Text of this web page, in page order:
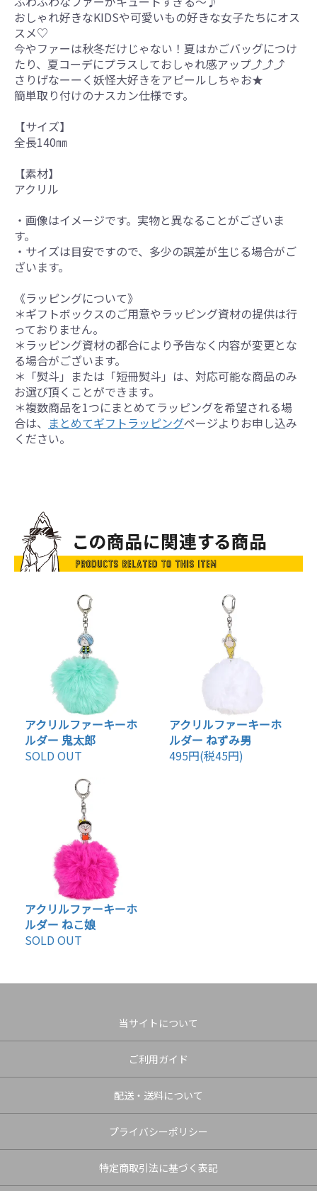
おしゃれ好きなKIDSや可愛いもの好きな女子たちにオス
スメ♡
今やファーは秋冬だけじゃない！夏はかごバッグにつけ
たり、夏コーデにプラスしておしゃれ感アップ⤴⤴⤴
さりげなーーく妖怪大好きをアピールしちゃお★
簡単取り付けのナスカン仕様です。
【サイズ】
全長140㎜
【素材】
アクリル
・画像はイメージです。実物と異なることがございま
す。
・サイズは目安ですので、多少の誤差が生じる場合がご
ざいます。
《ラッピングについて》
＊ギフトボックスのご用意やラッピング資材の提供は行
っておりません。
＊ラッピング資材の都合により予告なく内容が変更とな
る場合がございます。
＊「熨斗」または「短冊熨斗」は、対応可能な商品のみ
お選び頂くことができます。
＊複数商品を1つにまとめてラッピングを希望される場
合は、 まとめてギフトラッピングページよりお申し込み
ください。
アクリルファーキーホ
ルダー 鬼太郎
SOLD OUT
アクリルファーキーホ
ルダー ねずみ男
495円(税45円)
アクリルファーキーホ
ルダー ねこ娘
SOLD OUT
当サイトについて
ご利用ガイド
配送・送料について
プライバシーポリシー
特定商取引法に基づく表記